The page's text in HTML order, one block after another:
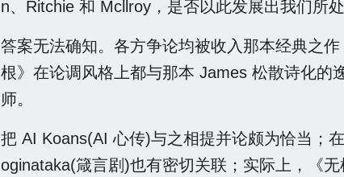
n、Ritchie 和 Mcllroy，是否以此发展出我们所
答案无法确知。各方争论均被收入那本经典之
根》在论调风格上都与那本 James 松散诗化的
师。
把 AI Koans(AI 心传)与之相提并论颇为恰当；
oginataka(箴言剧)也有密切关联；实际上，《